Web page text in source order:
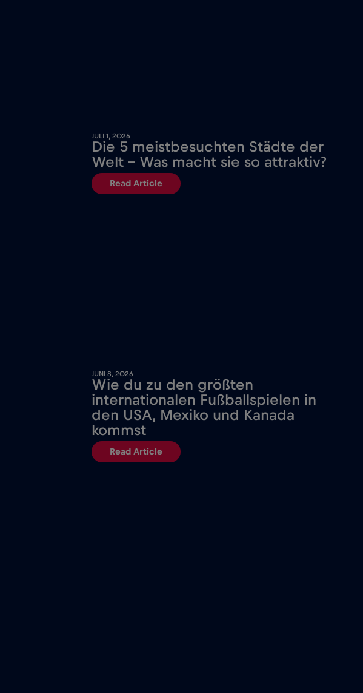
JULI 1, 2026
Die 5 meistbesuchten Städte der
Welt – Was macht sie so attraktiv?
Read Article
JUNI 8, 2026
Wie du zu den größten
internationalen Fußballspielen in
den USA, Mexiko und Kanada
kommst
Read Article